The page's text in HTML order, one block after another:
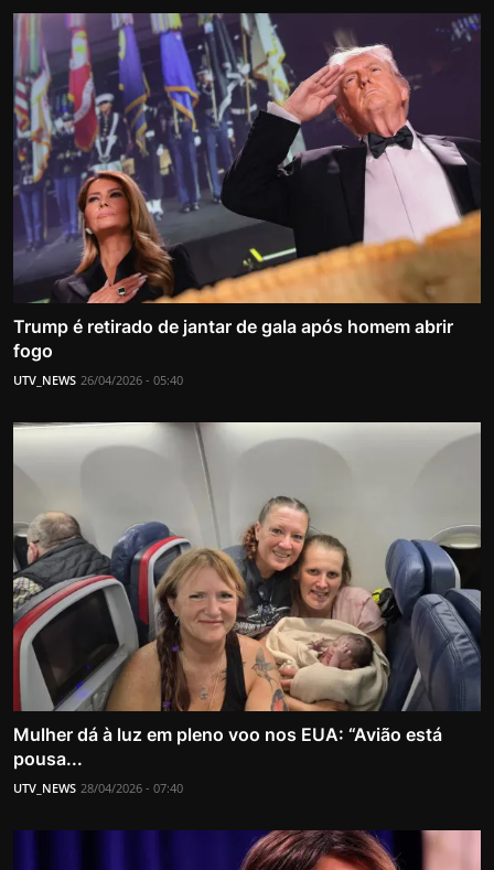
Trump é retirado de jantar de gala após homem abrir
fogo
UTV_NEWS 26/04/2026 - 05:40
Mulher dá à luz em pleno voo nos EUA: “Avião está
pousa...
UTV_NEWS 28/04/2026 - 07:40